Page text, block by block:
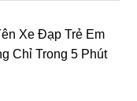
Xe Đạp Trẻ Em
Chỉ Trong 5 Phút